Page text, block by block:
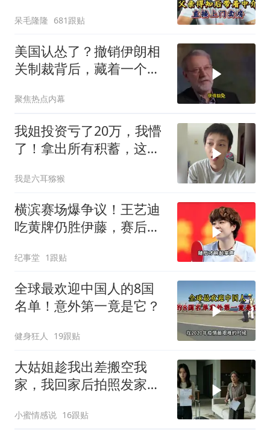
呆毛隆隆 681跟贴
美国认怂了？撤销伊朗相
关制裁背后，藏着一个说
聚焦热点内幕
我姐投资亏了20万，我懵
了！拿出所有积蓄，这是
我是六耳猕猴
横滨赛场爆争议！王艺迪
吃黄牌仍胜伊藤，赛后一
纪事堂 1跟贴
全球最欢迎中国人的8国
名单！意外第一竟是它？
健身狂人 19跟贴
大姑姐趁我出差搬空我
家，我回家后拍照发家族
小蜜情感说 16跟贴